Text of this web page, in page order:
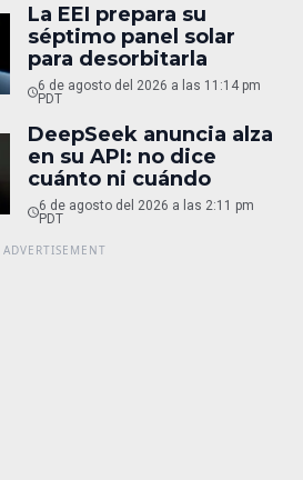
La EEI prepara su
séptimo panel solar
para desorbitarla
6 de agosto del 2026 a las 11:14 pm
PDT
DeepSeek anuncia alza
en su API: no dice
cuánto ni cuándo
6 de agosto del 2026 a las 2:11 pm
PDT